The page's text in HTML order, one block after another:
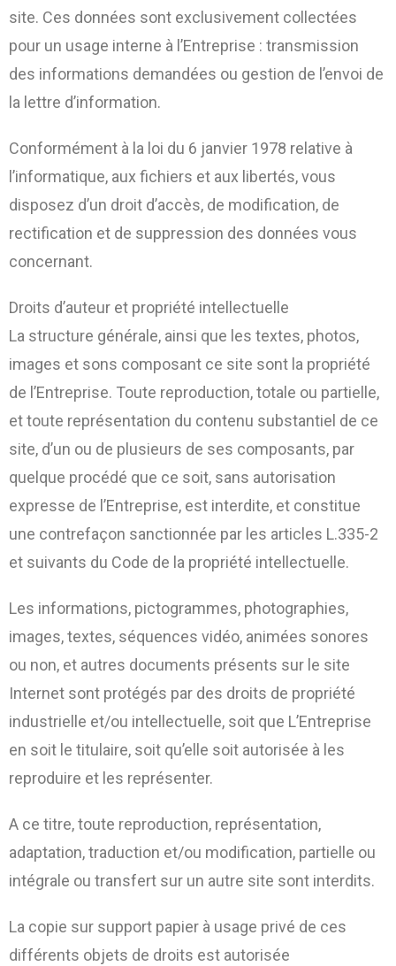
site. Ces données sont exclusivement collectées
pour un usage interne à l’Entreprise : transmission
des informations demandées ou gestion de l’envoi de
la lettre d’information.
Conformément à la loi du 6 janvier 1978 relative à
l’informatique, aux fichiers et aux libertés, vous
disposez d’un droit d’accès, de modification, de
rectification et de suppression des données vous
concernant.
Droits d’auteur et propriété intellectuelle
La structure générale, ainsi que les textes, photos,
images et sons composant ce site sont la propriété
de l’Entreprise. Toute reproduction, totale ou partielle,
et toute représentation du contenu substantiel de ce
site, d’un ou de plusieurs de ses composants, par
quelque procédé que ce soit, sans autorisation
expresse de l’Entreprise, est interdite, et constitue
une contrefaçon sanctionnée par les articles L.335-2
et suivants du Code de la propriété intellectuelle.
Les informations, pictogrammes, photographies,
images, textes, séquences vidéo, animées sonores
ou non, et autres documents présents sur le site
Internet sont protégés par des droits de propriété
industrielle et/ou intellectuelle, soit que L’Entreprise
en soit le titulaire, soit qu’elle soit autorisée à les
reproduire et les représenter.
A ce titre, toute reproduction, représentation,
adaptation, traduction et/ou modification, partielle ou
intégrale ou transfert sur un autre site sont interdits.
La copie sur support papier à usage privé de ces
différents objets de droits est autorisée